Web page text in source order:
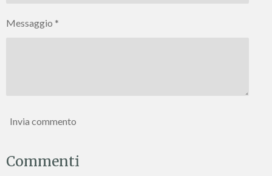
eMessaggio *
Invia commento
Commenti